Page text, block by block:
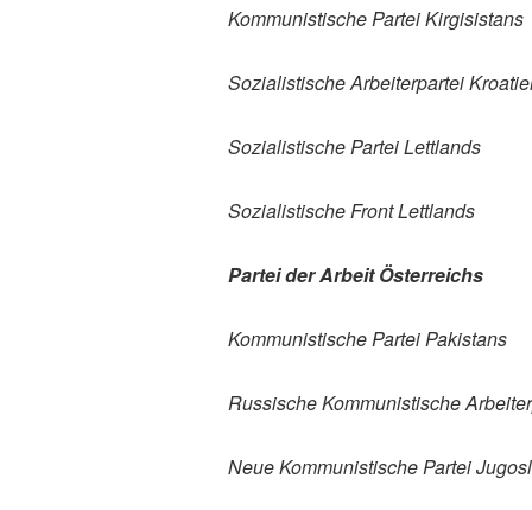
Kommunistische Partei Kirgisistans
Sozialistische Arbeiterpartei
Sozialistische Partei Lettlands
Sozialistische Front Lettlands
Partei der Arbeit Österreichs
Kommunistische Partei Pakistans
Russische Kommunistische
Neue Kommunistische Partei